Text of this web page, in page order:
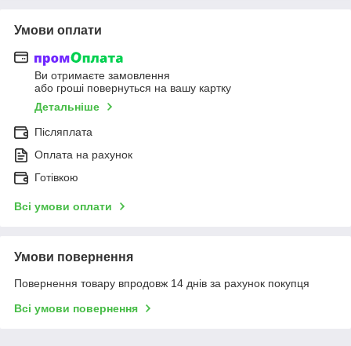
Умови оплати
Ви отримаєте замовлення
або гроші повернуться на вашу картку
Детальніше
Післяплата
Оплата на рахунок
Готівкою
Всі умови оплати
Умови повернення
Повернення товару впродовж 14 днів за рахунок покупця
Всі умови повернення